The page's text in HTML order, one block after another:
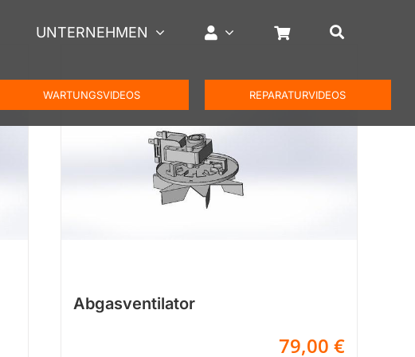
UNTERNEHMEN
WARTUNGSVIDEOS REPARATURVIDEOS
Abgasventilator
79,00 €